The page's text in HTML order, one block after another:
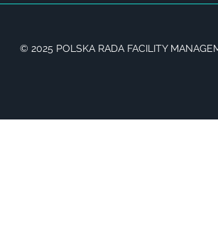
© 2025 POLSKA RADA FACILITY